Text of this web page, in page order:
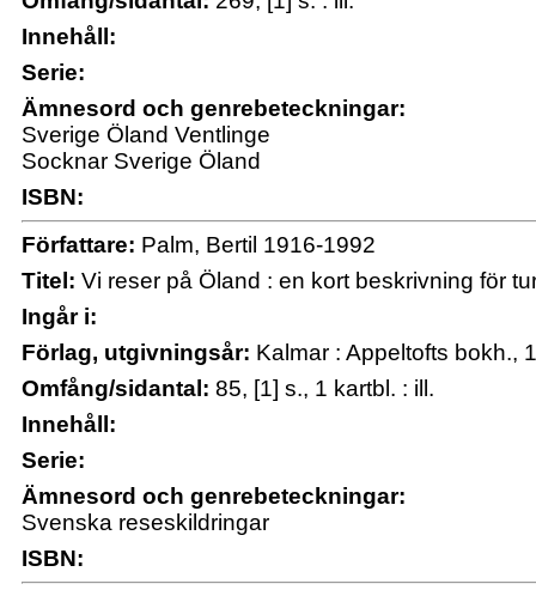
Innehåll:
Serie:
Ämnesord och genrebeteckningar:
Sverige Öland Ventlinge
Socknar Sverige Öland
ISBN:
Författare: Palm, Bertil 1916-1992
Titel: Vi reser på Öland : en kort beskrivning för
Ingår i:
Förlag, utgivningsår: Kalmar : Appeltofts bokh.,
Omfång/sidantal: 85, [1] s., 1 kartbl. : ill.
Innehåll:
Serie:
Ämnesord och genrebeteckningar:
Svenska reseskildringar
ISBN: